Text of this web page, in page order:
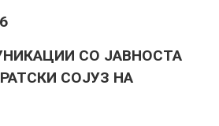
СО ЈАВНОСТА
СОЈУЗ НА